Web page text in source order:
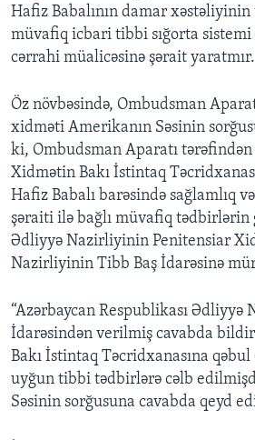
Hafiz Babalının damar
müvafiq icbari tibbi sığorta
cərrahi müalicəsinə şərait yaratmır.
Öz növbəsində, Ombudsman
xidməti Amerikanın Səsinin
ki, Ombudsman Aparatı
Xidmətin Bakı İstintaq
Hafiz Babalı barəsində sağlamlıq
şəraiti ilə bağlı müvafiq tədbirlərin
Ədliyyə Nazirliyinin Penitensiar
Nazirliyinin Tibb Baş İdarəsinə
“Azərbaycan Respublikası
İdarəsindən verilmiş cavabda
Bakı İstintaq Təcridxanasına
uyğun tibbi tədbirlərə cəlb
Səsinin sorğusuna cavabda qeyd